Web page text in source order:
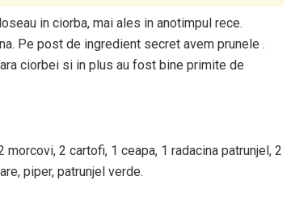
in ciorba, mai ales in anotimpul rece.
Pe post de ingredient secret avem prunele .
ciorbei si in plus au fost bine primite de
2 cartofi, 1 ceapa, 1 radacina patrunjel, 2
piper, patrunjel verde.